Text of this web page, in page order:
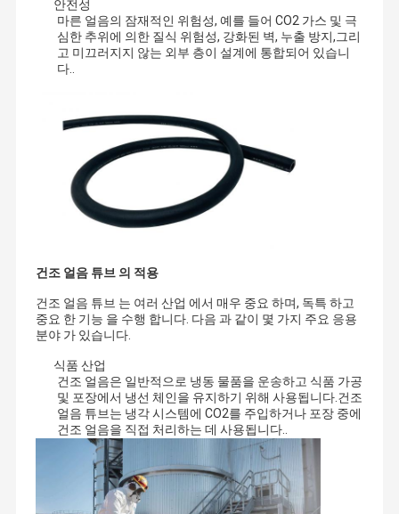
회사 소개
안전성
마른 얼음의 잠재적인 위험성, 예를 들어 CO2 가스 및 극
심한 추위에 의한 질식 위험성, 강화된 벽, 누출 방지,그리
고 미끄러지지 않는 외부 층이 설계에 통합되어 있습니
다..
건조 얼음 튜브 의 적용
건조 얼음 튜브 는 여러 산업 에서 매우 중요 하며, 독특 하고
중요 한 기능 을 수행 합니다. 다음 과 같이 몇 가지 주요 응용
분야 가 있습니다.
식품 산업
건조 얼음은 일반적으로 냉동 물품을 운송하고 식품 가공
및 포장에서 냉선 체인을 유지하기 위해 사용됩니다.건조
얼음 튜브는 냉각 시스템에 CO2를 주입하거나 포장 중에
건조 얼음을 직접 처리하는 데 사용됩니다..
생산재 매니저로서, 우리는 이상적 호스를 찾고 호스에 모든 요구조
건을 충족시키며, 그것이 오래가고 탄력적이고 강하여서 의미합니
그리고 나서, 우리는 근대 공업을 위해 HOSES에 대한 힘든 질문의